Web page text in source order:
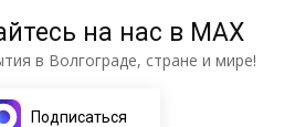
на нас в МАХ
в Волгограде, стране и мире!
Подписаться